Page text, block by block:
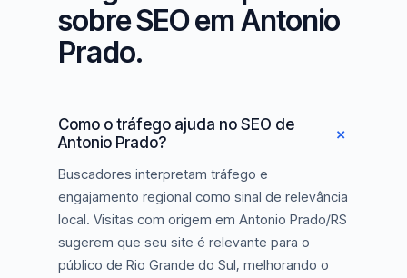
sobre SEO em Antonio
Prado.
Como o tráfego ajuda no SEO de
Antonio Prado?
Buscadores interpretam tráfego e
engajamento regional como sinal de relevância
local. Visitas com origem em Antonio Prado/RS
sugerem que seu site é relevante para o
público de Rio Grande do Sul, melhorando o